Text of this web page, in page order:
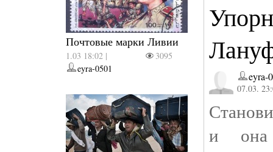
Почтовые марки Ливии
1.03 18:02 |
3095
eyra-0501
eyra-
07.03.
и